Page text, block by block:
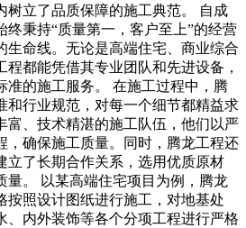
树立了品质保障的施工典范。 自成
终秉持“质量第一，客户至上”的经营
生命线。无论是高端住宅、商业综合
都能凭借其专业团队和先进设备，
准的施工服务。 在施工过程中，腾
和行业规范，对每一个细节都精益求
富、技术精湛的施工队伍，他们以严
，确保施工质量。同时，腾龙工程还
立了长期合作关系，选用优质原材
量。 以某高端住宅项目为例，腾龙
按照设计图纸进行施工，对地基处
、内外装饰等各个分项工程进行严格